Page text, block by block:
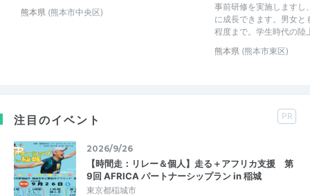
熊本県 (熊本市中央区)
事前研修を実施しますし
に成長できます。男女
程度まで。学生時代の陸
熊本県 (熊本市東区)
注目のイベント PR
2026/9/26
【時間走：リレー＆個人】走る＋アフリカ支援 第
9回 AFRICA パートナーシップラン in 稲城
東京都稲城市